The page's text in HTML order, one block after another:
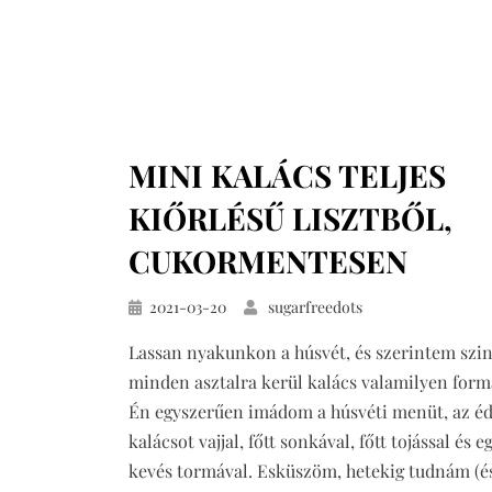
MINI KALÁCS TELJES
KIŐRLÉSŰ LISZTBŐL,
CUKORMENTESEN
Közzétéve
2021-03-20 sugarfreedots
Lassan nyakunkon a húsvét, és szerintem
minden asztalra kerül kalács valamilyen
Én egyszerűen imádom a húsvéti menüt, az
kalácsot vajjal, főtt sonkával, főtt tojással és
kevés tormával. Esküszöm, hetekig tudnám